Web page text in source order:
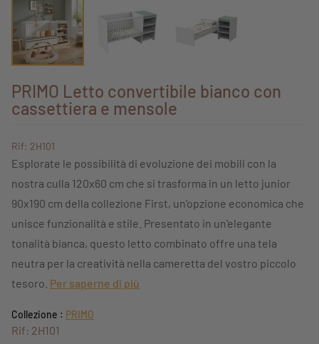
PRIMO Letto convertibile bianco con
cassettiera e mensole
Rif: 2H101
Esplorate le possibilità di evoluzione dei mobili con la
nostra culla 120x60 cm che si trasforma in un letto junior
90x190 cm della collezione First, un'opzione economica che
unisce funzionalità e stile. Presentato in un'elegante
tonalità bianca, questo letto combinato offre una tela
neutra per la creatività nella cameretta del vostro piccolo
tesoro. Per saperne di più
Collezione : PRIMO
Rif: 2H101